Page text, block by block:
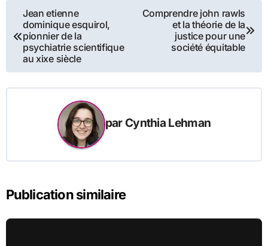
Navigation
de
l’article
Jean etienne
dominique esquirol,
pionnier de la
psychiatrie scientifique
au xixe siècle
Comprendre john rawls
et la théorie de la
justice pour une
société équitable
par Cynthia Lehman
Publication similaire